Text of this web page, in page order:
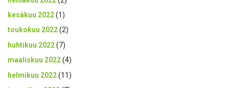
kesäkuu 2022(1)
toukokuu 2022(2)
huhtikuu 2022(7)
maaliskuu 2022(4)
helmikuu 2022(11)